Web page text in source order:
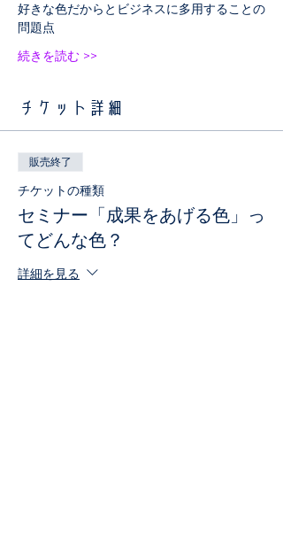
好きな色だからとビジネスに多用することの
問題点
続きを読む >>
チケット詳細
販売終了
チケットの種類
セミナー「成果をあげる色」っ
てどんな色？
詳細を見る